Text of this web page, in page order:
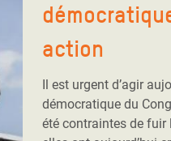
action
Il est urgent d’agir
démocratique du
été contraintes de